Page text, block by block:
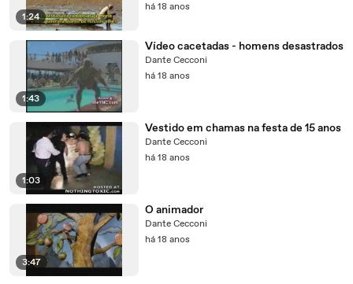
1:24
há 18 anos
1:43
Vídeo cacetadas - homens desastrados
Dante Cecconi
há 18 anos
1:03
Vestido em chamas na festa de 15 anos
Dante Cecconi
há 18 anos
3:47
O animador
Dante Cecconi
há 18 anos